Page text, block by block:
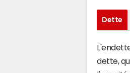
Dette
dette,